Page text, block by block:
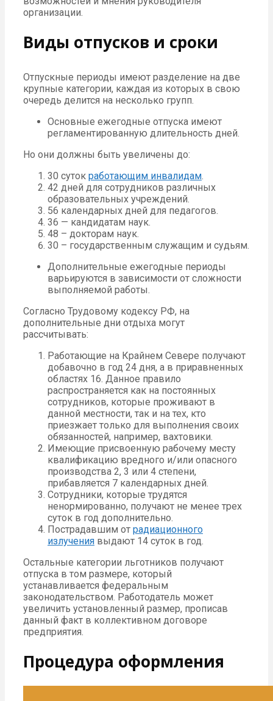
организации.
Виды отпусков и сроки
Отпускные периоды имеют разделение на две
крупные категории, каждая из которых в свою
очередь делится на несколько групп.
Основные ежегодные отпуска имеют
регламентированную длительность дней.
Но они должны быть увеличены до:
30 суток работающим инвалидам.
42 дней для сотрудников различных
образовательных учреждений.
56 календарных дней для педагогов.
36 — кандидатам наук.
48 – докторам наук.
30 – государственным служащим и судьям.
Дополнительные ежегодные периоды
варьируются в зависимости от сложности
выполняемой работы.
Согласно Трудовому кодексу РФ, на
дополнительные дни отдыха могут
рассчитывать:
Работающие на Крайнем Севере получают
добавочно в год 24 дня, а в приравненных
областях 16. Данное правило
распространяется как на постоянных
сотрудников, которые проживают в
данной местности, так и на тех, кто
приезжает только для выполнения своих
обязанностей, например, вахтовики.
Имеющие присвоенную рабочему месту
квалификацию вредного и/или опасного
производства 2, 3 или 4 степени,
прибавляется 7 календарных дней.
Сотрудники, которые трудятся
ненормированно, получают не менее трех
суток в год дополнительно.
Пострадавшим от радиационного
излучения выдают 14 суток в год.
Остальные категории льготников получают
отпуска в том размере, который
устанавливается федеральным
законодательством. Работодатель может
увеличить установленный размер, прописав
данный факт в коллективном договоре
предприятия.
Процедура оформления